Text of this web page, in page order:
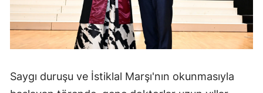
Saygı duruşu ve İstiklal Marşı'nın okunmasıyla